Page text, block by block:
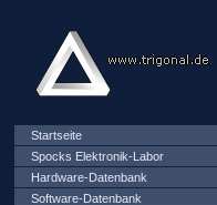
Startseite
Spocks Elektronik-Labor
Hardware-Datenbank
Software-Datenbank